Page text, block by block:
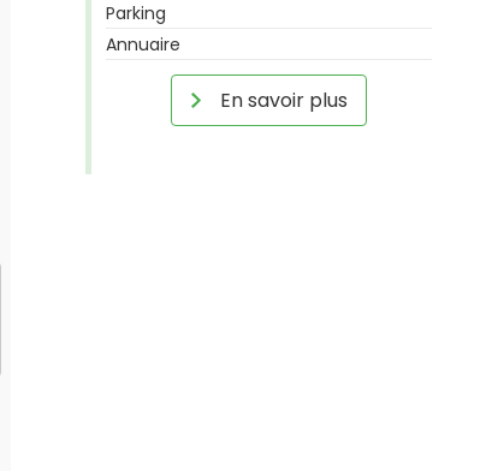
Parking
Annuaire
En savoir plus